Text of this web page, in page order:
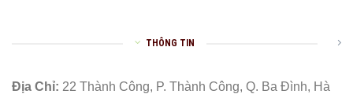
THÔNG TIN
Địa Chỉ: 22 Thành Công, P. Thành Công, Q. Ba Đình, Hà